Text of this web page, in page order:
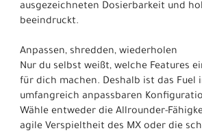
ausgezeichneten Dosierbarkeit und
beeindruckt.
Anpassen, shredden, wiederholen
Nur du selbst weißt, welche Features
für dich machen. Deshalb ist das Fuel
umfangreich anpassbaren
Wähle entweder die Allrounder-
agile Verspieltheit des MX oder die